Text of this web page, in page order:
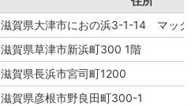
滋賀県大津市におの浜3-1-14 マック
滋賀県草津市新浜町300 1階
滋賀県長浜市宮司町1200
滋賀県彦根市野良田町300-1